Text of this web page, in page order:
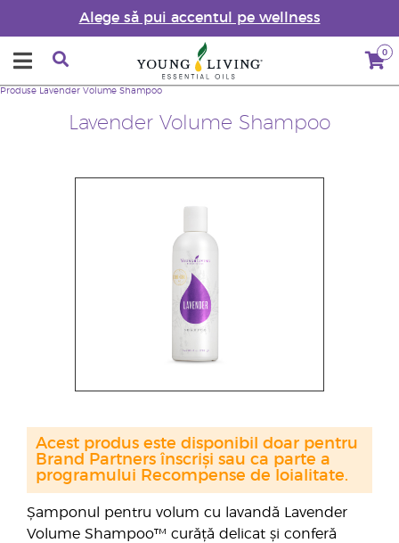
Alege să pui accentul pe wellness
0
Lavender Volume Shampoo
Produse Lavender Volume Shampoo
Șamponul pentru volum cu lavandă Lavender
Volume Shampoo™ curăță delicat și conferă
Acest produs este disponibil doar pentru
Brand Partners înscriși sau ca parte a
programului Recompense de loialitate.